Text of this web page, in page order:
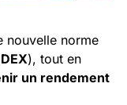
nouvelle norme
DEX), tout en
un rendement